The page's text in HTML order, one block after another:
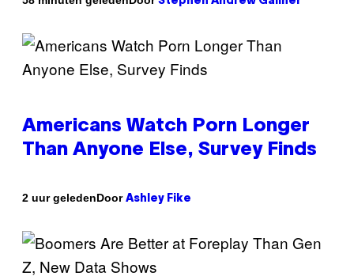
Americans Watch Porn Longer
Than Anyone Else, Survey Finds
2 uur geledenDoor Ashley Fike